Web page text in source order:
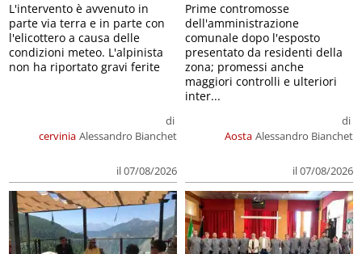
cervinia
di
Alessandro Bianchet
il 07/08/2026
L'intervento è avvenuto in
parte via terra e in parte con
l'elicottero a causa delle
condizioni meteo. L'alpinista
non ha riportato gravi ferite
Aosta
di
Alessandro Bianchet
il 07/08/2026
Prime contromosse
dell'amministrazione
comunale dopo l'esposto
presentato da residenti della
zona; promessi anche
maggiori controlli e ulteriori
inter...